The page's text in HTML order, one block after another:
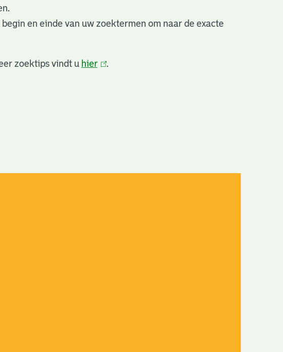
en einde van uw zoektermen om naar de exacte
zoektips vindt u hier(link
.